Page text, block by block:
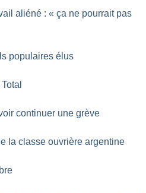
aliéné : « ça ne pourrait pas
populaires élus
continuer une grève
la classe ouvrière argentine